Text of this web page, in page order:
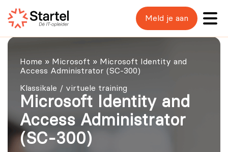
Meld je aan
Home » Microsoft » Microsoft Identity and
Access Administrator (SC-300)
Klassikale / virtuele training
Microsoft Identity and
Access Administrator
(SC-300)